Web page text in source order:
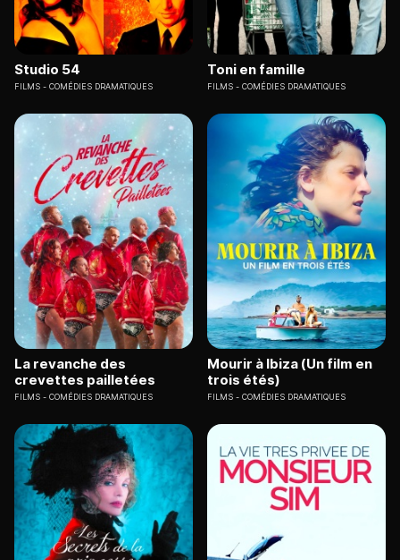
Studio 54
FILMS COMÉDIES DRAMATIQUES
Toni en famille
FILMS COMÉDIES DRAMATIQUES
La revanche des
crevettes pailletées
FILMS COMÉDIES DRAMATIQUES
Mourir à Ibiza (Un film en
trois étés)
FILMS COMÉDIES DRAMATIQUES